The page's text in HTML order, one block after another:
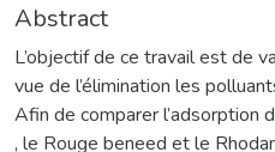
Abstract
L’objectif de ce travail est de
vue de l’élimination les
Afin de comparer l’adsorption
, le Rouge beneed et le